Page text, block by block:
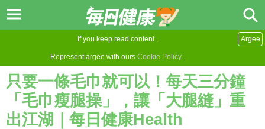
If you keep read content ,
Represent argee with ours Cookie Policy .
Argee
只要一條毛巾就可以！每天三分鐘
「毛巾瘦腿操」，讓「大腿縫」重
出江湖｜每日健康Health